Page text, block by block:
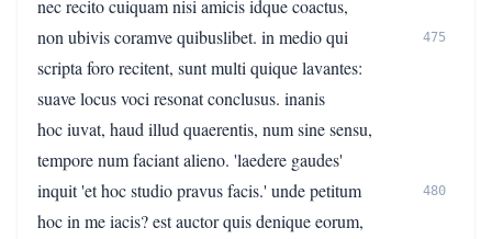
nec recito cuiquam nisi amicis idque coactus,
non ubivis coramve quibuslibet. in medio qui
475
scripta foro recitent, sunt multi quique lavantes:
suave locus voci resonat conclusus. inanis
hoc iuvat, haud illud quaerentis, num sine sensu,
tempore num faciant alieno. 'laedere gaudes'
inquit 'et hoc studio pravus facis.' unde petitum
480
hoc in me iacis? est auctor quis denique eorum,